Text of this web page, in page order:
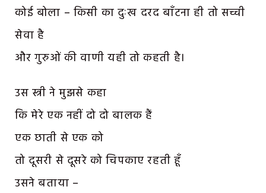
कोई बोला – किसी का दुःख दरद बाँटना ही तो सच्ची
सेवा है
और गुरुओं की वाणी यही तो कहती है।
उस स्त्री ने मुझसे कहा
कि मेरे एक नहीं दो दो बालक हैं
एक छाती से एक को
तो दूसरी से दूसरे को चिपकाए रहती हूँ
उसने बताया –